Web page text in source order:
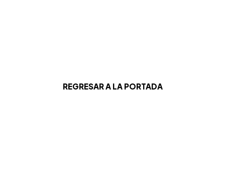
REGRESAR A LA PORTADA